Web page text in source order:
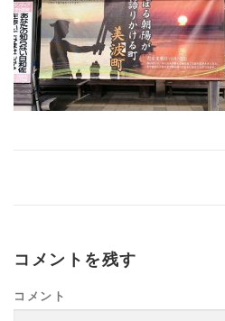
コメントを残す
コメント